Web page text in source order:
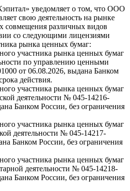
уведомляет о том, что ООО
свою деятельность на рынке
совмещения различных видов
со следующими лицензиями
рынка ценных бумаг:
участника рынка ценных бумаг
по управлению ценными
от 06.08.2026, выдана Банком
действия.
участника рынка ценных бумаг
деятельности № 045-14216-
Банком России, без ограничения
участника рынка ценных бумаг
деятельности № 045-14217-
Банком России, без ограничения
участника рынка ценных бумаг
деятельности № 045-14218-
Банком России, без ограничения